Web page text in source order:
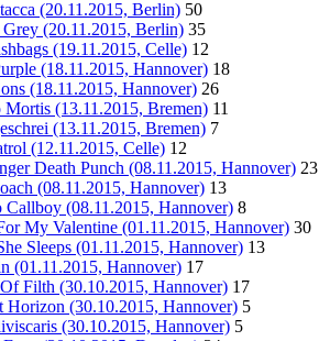
(20.11.2015, Berlin) 50
(20.11.2015, Berlin) 35
(19.11.2015, Celle) 12
(18.11.2015, Hannover) 18
(18.11.2015, Hannover) 26
Mortis (13.11.2015, Bremen) 11
(13.11.2015, Bremen) 7
(12.11.2015, Celle) 12
Death Punch (08.11.2015, Hannover) 23
(08.11.2015, Hannover) 13
Callboy (08.11.2015, Hannover) 8
My Valentine (01.11.2015, Hannover) 30
Sleeps (01.11.2015, Hannover) 13
(01.11.2015, Hannover) 17
Filth (30.10.2015, Hannover) 17
Horizon (30.10.2015, Hannover) 5
(30.10.2015, Hannover) 5